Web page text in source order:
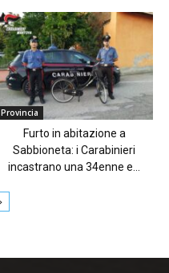
Provincia
Furto in abitazione a
Sabbioneta: i Carabinieri
incastrano una 34enne e...